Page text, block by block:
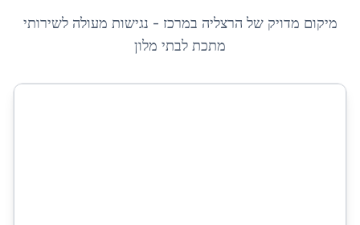
מיקום מדויק של הרצליה במרכז - נגישות מעולה לשירותי
מתכת לבתי מלון